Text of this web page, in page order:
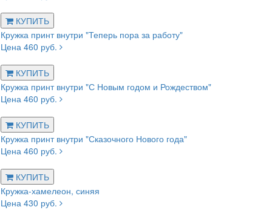
КУПИТЬ
Кружка принт внутри "Теперь пора за работу"
Цена 460 руб.
КУПИТЬ
Кружка принт внутри "С Новым годом и Рождеством"
Цена 460 руб.
КУПИТЬ
Кружка принт внутри "Сказочного Нового года"
Цена 460 руб.
КУПИТЬ
Кружка-хамелеон, синяя
Цена 430 руб.